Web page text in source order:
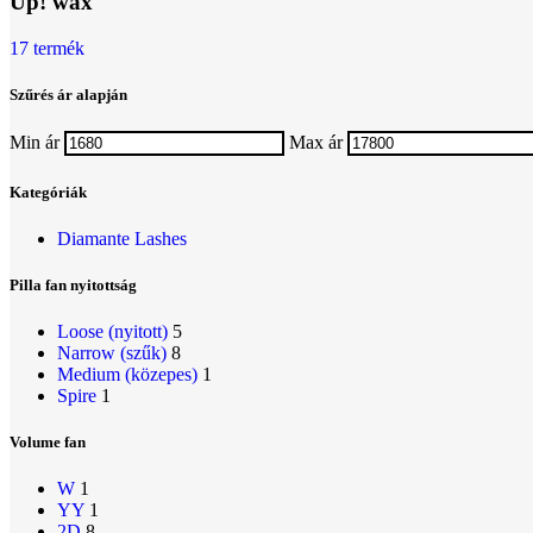
17 termék
Szűrés ár alapján
Min ár Max ár
Kategóriák
Diamante Lashes
Pilla fan nyitottság
Loose (nyitott) 5
Narrow (szűk) 8
Medium (közepes) 1
Spire 1
Volume fan
W 1
YY 1